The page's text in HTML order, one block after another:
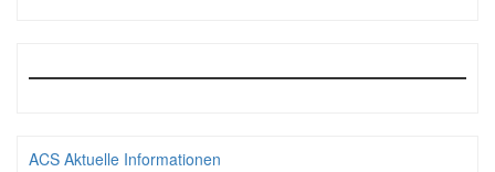
ACS Aktuelle Informationen